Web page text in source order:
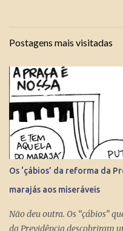
Postagens mais visitadas
Os ‘çábios’ da reforma da
marajás aos miseráveis
Não deu outra. Os “çábios”
da Previdência descobriram